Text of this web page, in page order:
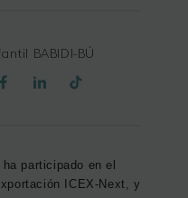
BABIDI-BÚ
participado en el
ICEX-Next, y